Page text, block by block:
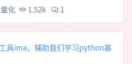
化 1.52k 1
具ima，辅助我们学习python基